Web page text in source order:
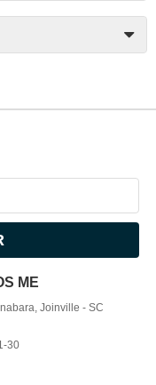
ME
Joinville -SC
30